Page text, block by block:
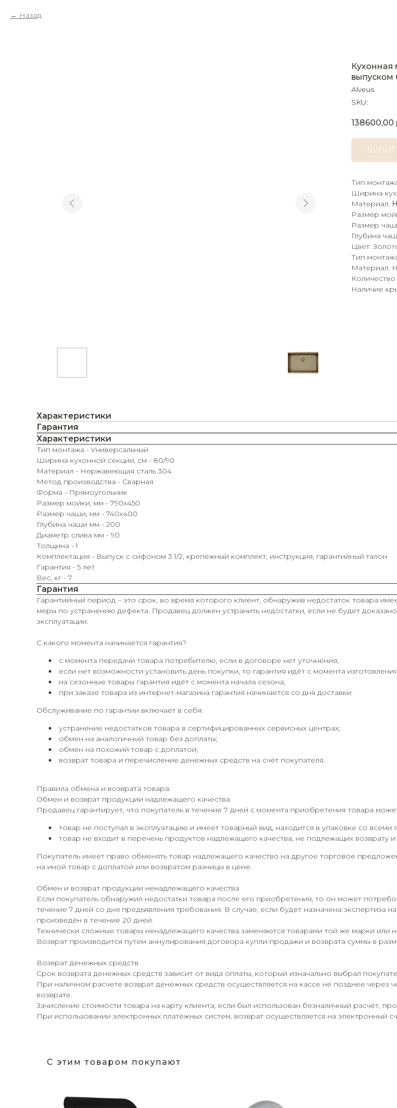
Назад
Кухонная
выпуском
Alveus
SKU:
138600,00
Тип
Ширина
Материал:
Размер
Размер
Глубина
Цвет:
Тип
Материал:
Количество
Наличие
Характеристики
Гарантия
Характеристики
Тип монтажа - Универсальный
Ширина кухонной секции, см - 80/90
Материал - Нержавеющая сталь 304
Метод производства - Сварная
Форма - Прямоугольник
Размер мойки, мм - 790x450
Размер чаши, мм - 740x400
Глубина чаши мм - 200
Диаметр слива мм - 90
Толщина - 1
Комплектация - Выпуск с сифоном 3 1/2, крепежный комплект, инструкция, гарантийный талон
Гарантия - 5 лет
Вес, кг - 7
Гарантия
Гарантийный период – это срок, во время которого клиент, обнаружив недостаток товара
меры по устранению дефекта. Продавец должен устранить недостатки, если не будет
эксплуатации.
С какого момента начинается гарантия?
с момента передачи товара потребителю, если в договоре нет уточнения;
если нет возможности установить день покупки, то гарантия идёт с момента
на сезонные товары гарантия идёт с момента начала сезона;
при заказе товара из интернет-магазина гарантия начинается со дня доставки.
Обслуживание по гарантии включает в себя:
устранение недостатков товара в сертифицированных сервисных центрах;
обмен на аналогичный товар без доплаты;
обмен на похожий товар с доплатой;
возврат товара и перечисление денежных средств на счёт покупателя.
Правила обмена и возврата товара:
Обмен и возврат продукции надлежащего качества
Продавец гарантирует, что покупатель в течение 7 дней с момента приобретения товара
товар не поступал в эксплуатацию и имеет товарный вид, находится в упаковке со
товар не входит в перечень продуктов надлежащего качества, не подлежащих возврату
Покупатель имеет право обменять товар надлежащего качество на другое торговое
на иной товар с доплатой или возвратом разницы в цене.
Обмен и возврат продукции ненадлежащего качества
Если покупатель обнаружил недостатки товара после его приобретения, то он может
течение 7 дней со дня предъявления требования. В случае, если будет назначена экспертиза
произведён в течение 20 дней.
Технически сложные товары ненадлежащего качества заменяются товарами той же марки или
Возврат производится путем аннулирования договора купли-продажи и возврата суммы в
Возврат денежных средств
Срок возврата денежных средств зависит от вида оплаты, который изначально выбрал
При наличном расчете возврат денежных средств осуществляется на кассе не позднее через
возврате.
Зачисление стоимости товара на карту клиента, если был использован безналичный расчёт,
При использовании электронных платёжных систем, возврат осуществляется на электронный
С этим товаром покупают